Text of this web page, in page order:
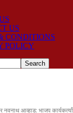
US
CONDITIONS
POLICY
नवनाथ आव्हाड: भाजप